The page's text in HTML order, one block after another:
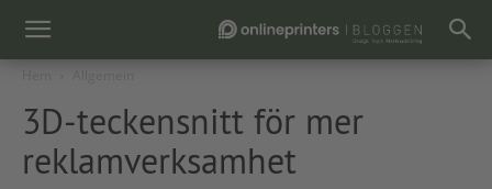
3D-teckensnitt för mer
reklamverksamhet